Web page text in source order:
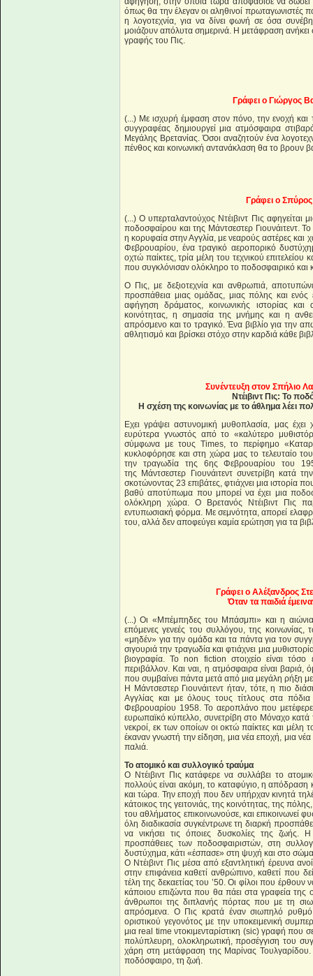
όπως θα την έλεγαν οι αληθινοί πρωταγωνιστές
η λογοτεχνία, για να δίνει φωνή σε όσα
μοιάζουν απόλυτα σημερινά. Η μετάφραση
γραφής του Πις.
Γράφει ο Γιώργος
(...) Με ισχυρή έμφαση στον πόνο, την ενοχή και
συγγραφέας δημιουργεί μια ατμόσφαιρα
Μεγάλης Βρετανίας. Όσοι αναζητούν ένα
πένθος και κοινωνική αντανάκλαση θα το βρουν
Γράφει ο
(...) Ο υπερταλαντούχος Ντέιβιντ Πις αφηγείται
ποδοσφαίρου και της Μάντσεστερ
η κορυφαία στην Αγγλία, με νεαρούς αστέρες
Φεβρουαρίου, ένα τραγικό αεροπορικό
οχτώ παίκτες, τρία μέλη του τεχνικού
που συγκλόνισαν ολόκληρο το ποδοσφαιρικό και
Ο Πις, με δεξιοτεχνία και ανθρωπιά,
προσπάθεια μιας ομάδας, μιας πόλης και
αφήγηση δράματος, κοινωνικής ιστορίας και
κοινότητας, η σημασία της μνήμης και η
απρόσμενο και το τραγικό. Ένα βιβλίο για την
αθλητισμό και βρίσκει στόχο στην καρδιά κάθε
Συνέντευξη στον Σπήλιο
Ντέιβιντ Πις: Το
Η σχέση της κοινωνίας με το άθλημα λέει
Εχει γράψει αστυνομική μυθοπλασία, μας έχει
ευρύτερα γνωστός από το «καλύτερο
σύμφωνα με τους Times, το περίφημο
κυκλοφόρησε και στη χώρα μας το τελευταίο
την τραγωδία της 6ης Φεβρουαρίου του
της Μάντσεστερ Γιουνάιτεντ συνετρίβη κατά
σκοτώνοντας 23 επιβάτες, φτιάχνει μια ιστορία
βαθύ αποτύπωμα που μπορεί να έχει μια
ολόκληρη χώρα. Ο Βρετανός Ντέιβιντ Πις
εντυπωσιακή φόρμα. Με σεμνότητα, απορεί
του, αλλά δεν αποφεύγει καμία ερώτηση για τα
Γράφει ο Αλέξανδρος
Όταν τα παιδιά
(...) Οι «Μπέμπηδες του Μπάσμπι» και η αιώνια
επόμενες γενεές του συλλόγου, της κοινωνίας,
«μηδέν» για την ομάδα και τα πάντα για τον
σιγουριά την τραγωδία και φτιάχνει μια
βιογραφία. Το non fiction στοιχείο είναι τόσο
περιβάλλον. Και ναι, η ατμόσφαιρα είναι βαριά,
που συμβαίνει πάντα μετά από μια μεγάλη ρήξη
Η Μάντσεστερ Γιουνάιτεντ ήταν, τότε, η πιο
Αγγλίας και με όλους τους τίτλους στα
Φεβρουαρίου 1958. Το αεροπλάνο που
ευρωπαϊκό κύπελλο, συνετρίβη στο Μόναχο
νεκροί, εκ των οποίων οι οκτώ παίκτες και μέλη
έκαναν γνωστή την είδηση, μια νέα εποχή, μια
παλιά.
Το ατομικό και συλλογικό τραύμα
Ο Ντέιβιντ Πις κατάφερε να συλλάβει το
πολλούς είναι ακόμη, το καταφύγιο, η απόδραση
και τώρα. Την εποχή που δεν υπήρχαν κινητά
κάτοικος της γειτονιάς, της κοινότητας, της
του αθλήματος επικοινωνούσε, και επικοινωνεί
όλη διαδικασία συγκέντρωνε τη διαρκή
να νικήσει τις όποιες δυσκολίες της
προσπάθειες των ποδοσφαιριστών, στη
δυστύχημα, κάτι «έσπασε» στη ψυχή και στο
Ο Ντέιβιντ Πις μέσα από εξαντλητική έρευνα
στην επιφάνεια καθετί ανθρώπινο, καθετί που
τέλη της δεκαετίας του ’50. Οι φίλοι που
κάποιου επιζώντα που θα πάει στα γραφεία της
άνθρωποι της διπλανής πόρτας που με τη
απρόσμενα. Ο Πις κρατά έναν σιωπηλό ρυθμό
οριστικού γεγονότος με την υποκειμενική
μια real time ντοκιμενταρίστικη (sic) γραφή που
πολύπλευρη, ολοκληρωτική, προσέγγιση του
χάρη στη μετάφραση της Μαρίνας
ποδόσφαιρο, τη ζωή.